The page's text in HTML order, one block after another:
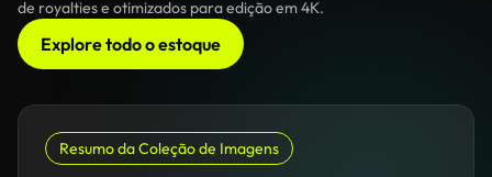
de royalties e otimizados para edição em 4K.
Explore todo o estoque
Resumo da Coleção de Imagens